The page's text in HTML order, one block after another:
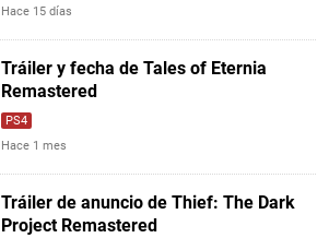
Hace 15 días
Tráiler y fecha de Tales of Eternia
Remastered
PS4
Hace 1 mes
Tráiler de anuncio de Thief: The Dark
Project Remastered